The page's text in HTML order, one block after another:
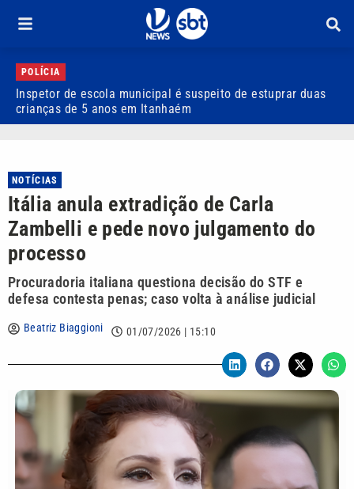
POLÍCIA
Inspetor de escola municipal é suspeito de estuprar duas
crianças de 5 anos em Itanhaém
NOTÍCIAS
Itália anula extradição de Carla
Zambelli e pede novo julgamento do
processo
Procuradoria italiana questiona decisão do STF e
defesa contesta penas; caso volta à análise judicial
Beatriz Biaggioni 01/07/2026 | 15:10